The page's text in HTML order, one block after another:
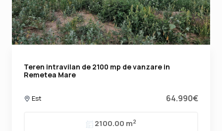
Teren intravilan de 2100 mp de vanzare in
Remetea Mare
Est 64.990€
2100.00 m2